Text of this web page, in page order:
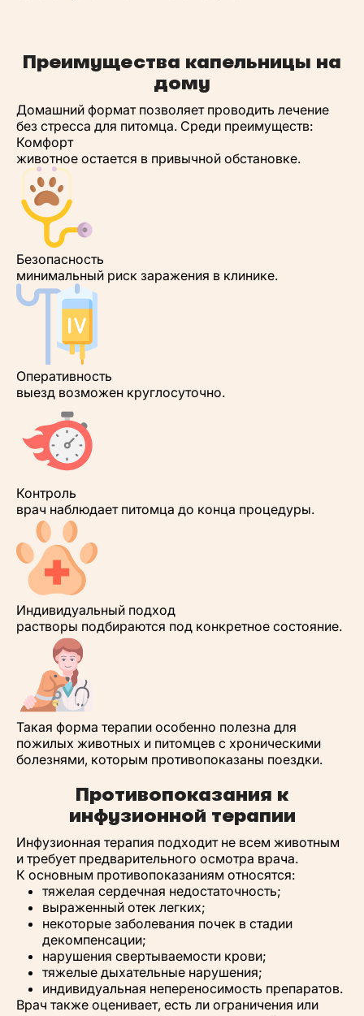
Преимущества капельницы на
дому
Домашний формат позволяет проводить лечение
без стресса для питомца. Среди преимуществ:
Комфорт
животное остается в привычной обстановке.
Безопасность
минимальный риск заражения в клинике.
Оперативность
выезд возможен круглосуточно.
Контроль
врач наблюдает питомца до конца процедуры.
Индивидуальный подход
растворы подбираются под конкретное состояние.
Такая форма терапии особенно полезна для
пожилых животных и питомцев с хроническими
болезнями, которым противопоказаны поездки.
Противопоказания к
инфузионной терапии
Инфузионная терапия подходит не всем животным
и требует предварительного осмотра врача.
К основным противопоказаниям относятся:
тяжелая сердечная недостаточность;
выраженный отек легких;
некоторые заболевания почек в стадии
декомпенсации;
нарушения свертываемости крови;
тяжелые дыхательные нарушения;
индивидуальная непереносимость препаратов.
Врач также оценивает, есть ли ограничения или